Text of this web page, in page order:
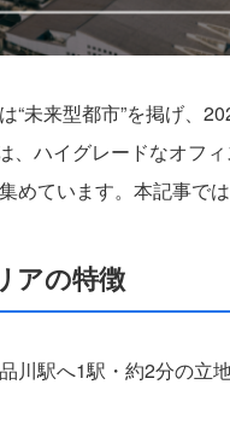
“未来型都市”を掲げ、
は、ハイグレードなオ
めています。本記事で
アの特徴
川駅へ1駅・約2分の